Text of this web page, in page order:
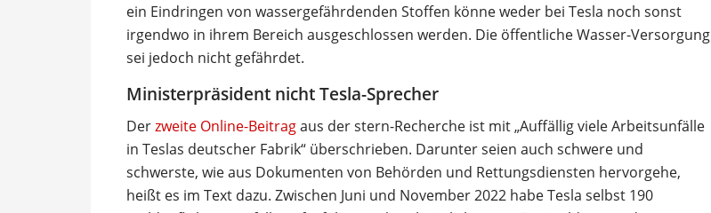
ein Eindringen von wassergefährdenden Stoffen könne weder bei Tesla noch sonst
irgendwo in ihrem Bereich ausgeschlossen werden. Die öffentliche Wasser-Versorgung
sei jedoch nicht gefährdet.
Ministerpräsident nicht Tesla-Sprecher
Derzweite Online-Beitragaus der stern-Recherche ist mit „Auffällig viele Arbeitsunfälle
in Teslas deutscher Fabrik“ überschrieben. Darunter seien auch schwere und
schwerste, wie aus Dokumenten von Behörden und Rettungsdiensten hervorgehe,
heißt es im Text dazu. Zwischen Juni und November 2022 habe Tesla selbst 190